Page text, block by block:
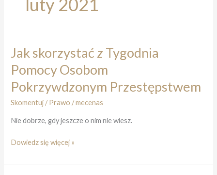
luty 2021
Jak skorzystać z Tygodnia
Pomocy Osobom
Pokrzywdzonym Przestępstwem
Skomentuj /Prawo /mecenas
Nie dobrze, gdy jeszcze o nim nie wiesz.
Jak
z
Dowiedz się więcej »